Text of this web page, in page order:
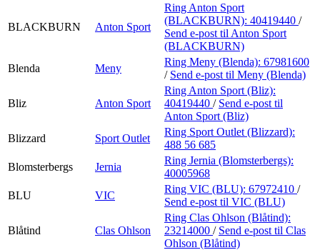
BLACKBURN Anton Sport
Ring Anton Sport
(BLACKBURN): 40419440 /
Send e-post til Anton Sport
(BLACKBURN)
Blenda
Meny
Ring Meny (Blenda): 67981600
/ Send e-post til Meny (Blenda)
Bliz Anton Sport
Ring Anton Sport (Bliz):
40419440 / Send e-post til
Anton Sport (Bliz)
Blizzard
Sport Outlet
Ring Sport Outlet (Blizzard):
488 56 685
Blomsterbergs
Jernia
Ring Jernia (Blomsterbergs):
40005968
BLU
VIC
Ring VIC (BLU): 67972410 /
Send e-post til VIC (BLU)
Blåtind Clas Ohlson
Ring Clas Ohlson (Blåtind):
23214000 / Send e-post til Clas
Ohlson (Blåtind)